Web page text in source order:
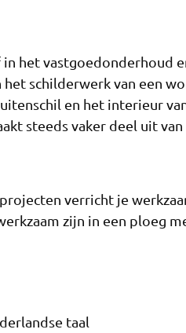
het vastgoedonderhoud
schilderwerk van een
en het interieur
steeds vaker deel uit van
verricht je
zijn in een ploeg
taal